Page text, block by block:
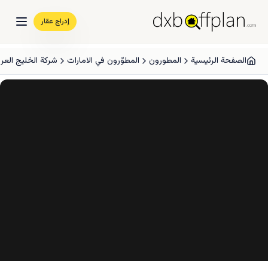
إدراج عقار
الصفحة الرئيسية المطورون المطوّرون في الامارات شركة الخليج